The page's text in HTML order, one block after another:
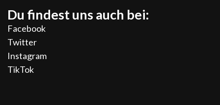
Du findest uns auch bei:
Facebook
Twitter
Instagram
TikTok